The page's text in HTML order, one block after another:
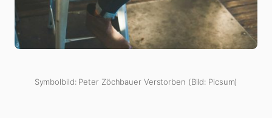
Symbolbild: Peter Zöchbauer Verstorben (Bild: Picsum)